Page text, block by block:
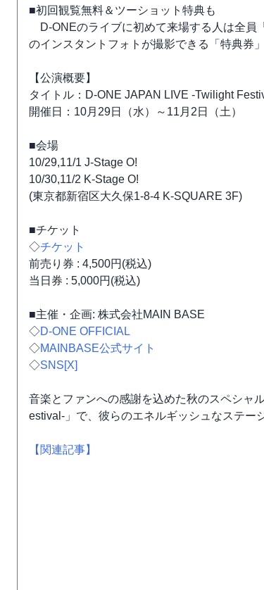
■初回観覧無料＆ツーショット特典も
D-ONEのライブに初めて来場する人は全員
のインスタントフォトが撮影できる「特典券
【公演概要】
タイトル：D-ONE JAPAN LIVE -Twilight
開催日：10月29日（水）～11月2日（土）
■会場
10/29,11/1 J-Stage O!
10/30,11/2 K-Stage O!
(東京都新宿区大久保1-8-4 K-SQUARE 3F)
■チケット
◇チケット
前売り券 : 4,500円(税込)
当日券 : 5,000円(税込)
■主催・企画: 株式会社MAIN BASE
◇D-ONE OFFICIAL
◇MAINBASE公式サイト
◇SNS[X]
音楽とファンへの感謝を込めた秋のスペシャ
estival-」で、彼らのエネルギッシュなステー
【関連記事】